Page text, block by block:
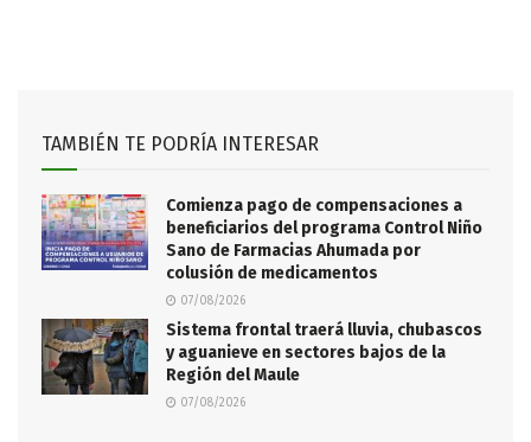
TAMBIÉN TE PODRÍA INTERESAR
Comienza pago de compensaciones a
beneficiarios del programa Control Niño
Sano de Farmacias Ahumada por
colusión de medicamentos
07/08/2026
Sistema frontal traerá lluvia, chubascos
y aguanieve en sectores bajos de la
Región del Maule
07/08/2026